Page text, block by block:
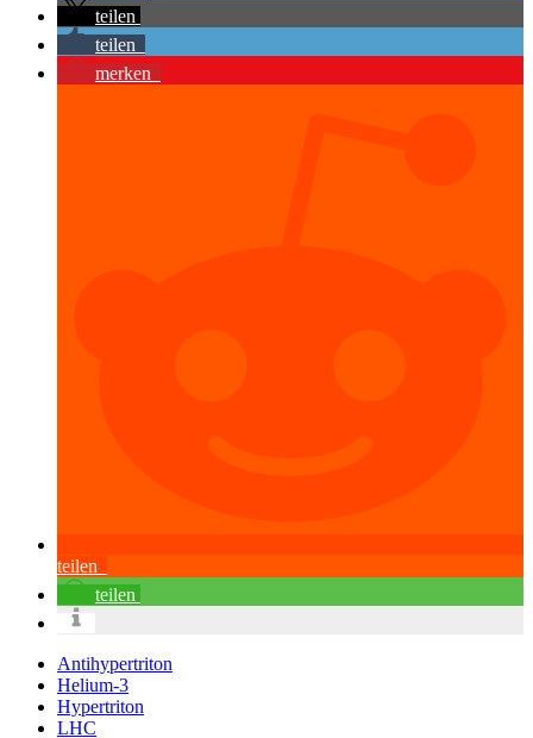
teilen
teilen
merken
teilen
teilen
Antihypertriton
Helium-3
Hypertriton
LHC